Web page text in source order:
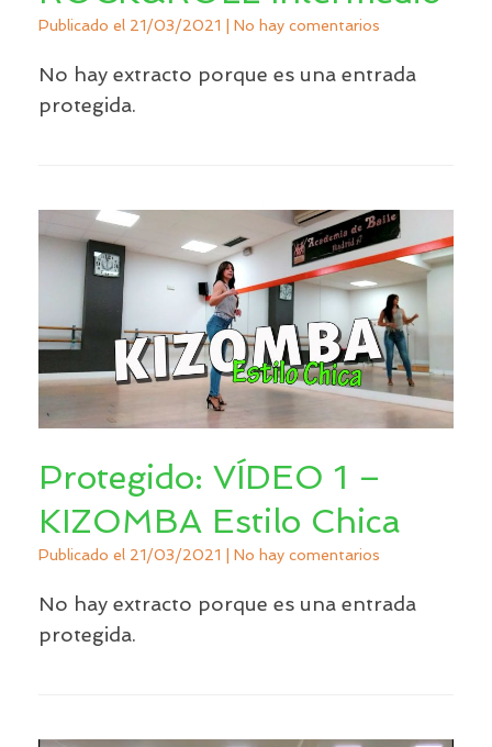
Publicado el 21/03/2021 | No hay comentarios
No hay extracto porque es una entrada
protegida.
Protegido: VÍDEO 1 –
KIZOMBA Estilo Chica
Publicado el 21/03/2021 No hay comentarios
No hay extracto porque es una entrada
protegida.